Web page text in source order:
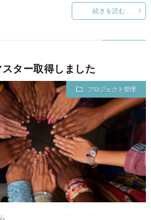
続きを読む
ター取得しました
プロジェクト管理